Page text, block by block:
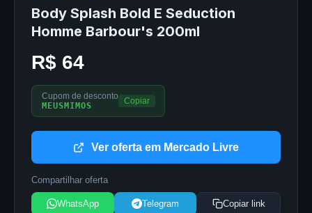
Body Splash Bold E Seduction
Homme Barbour's 200ml
R$ 64
Cupom de desconto
MEUSMIMOS
Copiar
Ver oferta em Mercado Livre
Compartilhar oferta
WhatsApp Telegram Copiar link